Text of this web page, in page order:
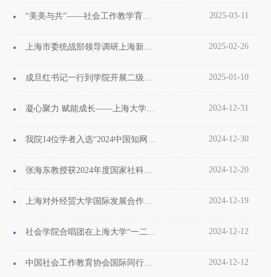
“美美与共”——社会工作教学育人经验交流会举行 2025-03-11
上海市委统战部领导调研上海新的社会阶层研究中心 2025-02-26
成旦红书记一行到学院开展二级学院党委全覆盖调研 2025-01-10
凝心聚力 赋能成长——上海大学社会学院班导师工作交流会顺利召开 2024-12-31
我院14位学者入选“2024中国知网高被引学者Top1%”榜单 2024-12-30
张海东教授获2024年度国家社科基金重大项目立项 2024-12-20
上海对外经贸大学国际发展合作研究院和研究生院一行来院调研访问上海大学经济社会学与跨国企业研究中心 2024-12-19
社会学院合唱团在上海大学“一二·九”主题合唱比赛中倾情献唱《映山红》 2024-12-12
中国社会工作教育协会国际同行评估上海大学评估总结会召开 2024-12-12